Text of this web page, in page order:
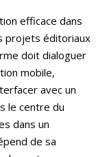
efficace dans
projets éditoriaux
doit dialoguer
mobile,
avec un
le centre du
dans un
de sa